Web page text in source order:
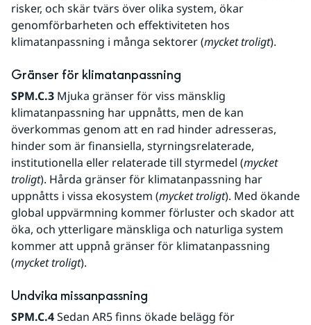
risker, och skär tvärs över olika system, ökar
genomförbarheten och effektiviteten hos
klimatanpassning i många sektorer (mycket troligt).
Gränser för klimatanpassning
SPM.C.3 Mjuka gränser för viss mänsklig
klimatanpassning har uppnåtts, men de kan
överkommas genom att en rad hinder adresseras,
hinder som är finansiella, styrningsrelaterade,
institutionella eller relaterade till styrmedel (mycket
troligt). Hårda gränser för klimatanpassning har
uppnåtts i vissa ekosystem (mycket troligt). Med ökande
global uppvärmning kommer förluster och skador att
öka, och ytterligare mänskliga och naturliga system
kommer att uppnå gränser för klimatanpassning
(mycket troligt).
Undvika missanpassning
SPM.C.4 Sedan AR5 finns ökade belägg för